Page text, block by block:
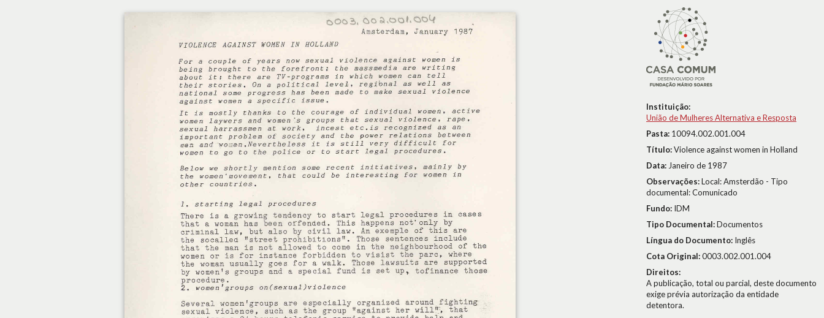
Instituição:
União de Mulheres Alternativa e Resposta
Pasta: 10094.002.001.004
Título:Violence against women in Holland
Data: Janeiro de 1987
Observações:Local: Amsterdão - Tipo
documental: Comunicado
Fundo: IDM
Tipo Documental:Documentos
Língua do Documento: Inglês
Cota Original:0003.002.001.004
Direitos:
A publicação, total ou parcial, deste documento
exige prévia autorização da entidade
detentora.